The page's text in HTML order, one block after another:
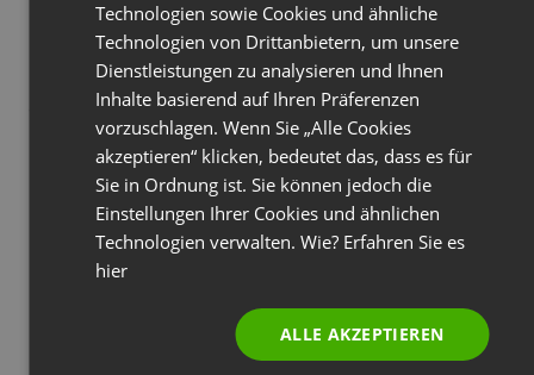
Fernunterrichtseinheiten planen, Teilnehmer
einladen, in einem virtuellen Klassenzimmer
unterrichten, Veranstaltungsstatistiken einsehen,
Testergebnisse überprüfen oder Aufzeichnungen
herunterladen.
Um Moodle mit ClickMeeting zu integrieren,
benötigen Sie vollen Zugang zu beiden Konten.
die ClickMeeting-Integration etwas anders
aussehen können als unsere. Dank der offenen
POLISH
SPANISH
PORTUGUESE
ITALIAN
Technologien sowie Cookies und ähnliche
Technologien von Drittanbietern, um unsere
Dienstleistungen zu analysieren und Ihnen
Inhalte basierend auf Ihren Präferenzen
vorzuschlagen. Wenn Sie „Alle Cookies
akzeptieren“ klicken, bedeutet das, dass es für
Sie in Ordnung ist. Sie können jedoch die
Einstellungen Ihrer Cookies und ähnlichen
Technologien verwalten. Wie? Erfahren Sie es
hier
ALLE AKZEPTIEREN